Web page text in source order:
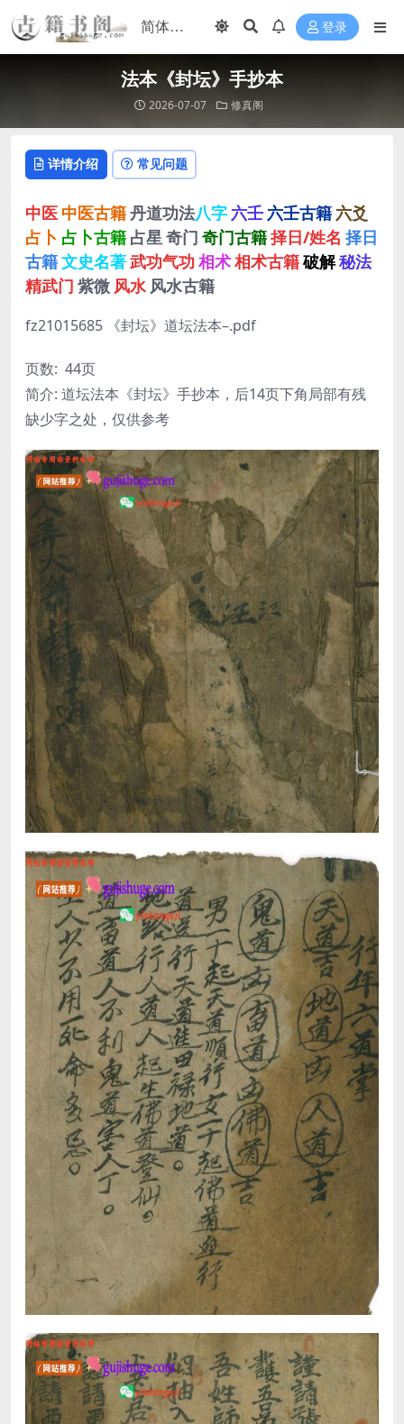
登录
法本《封坛》手抄本
2026-07-07 修真阁
详情介绍 常见问题
中医 中医古籍丹道功法八字 六壬 六壬古籍 六爻
占卜 占卜古籍 占星 奇门 奇门古籍择日/姓名 择日
古籍文史名著武功气功 相术相术古籍破解秘法
精武门 紫微 风水 风水古籍
fz21015685 《封坛》道坛法本–.pdf
页数: 44页
简介: 道坛法本《封坛》手抄本，后14页下角局部有残
缺少字之处，仅供参考